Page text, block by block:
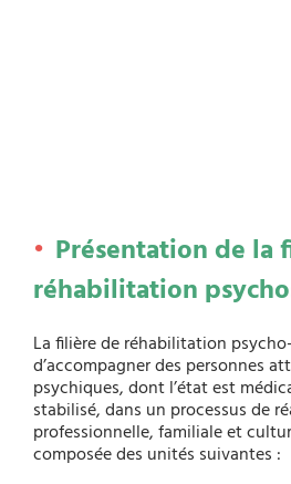
Présentation de la
réhabilitation
La filière de réhabilitation
d’accompagner des personnes
psychiques, dont l’état est
stabilisé, dans un processus de
professionnelle, familiale et
composée des unités suivantes :